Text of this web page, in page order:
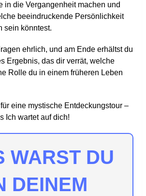
in die Vergangenheit machen und
beeindruckende Persönlichkeit
sein könntest.
ehrlich, und am Ende erhältst du
Ergebnis, das dir verrät, welche
Rolle du in einem früheren Leben
eine mystische Entdeckungstour –
Ich wartet auf dich!
WARST DU
DEINEM